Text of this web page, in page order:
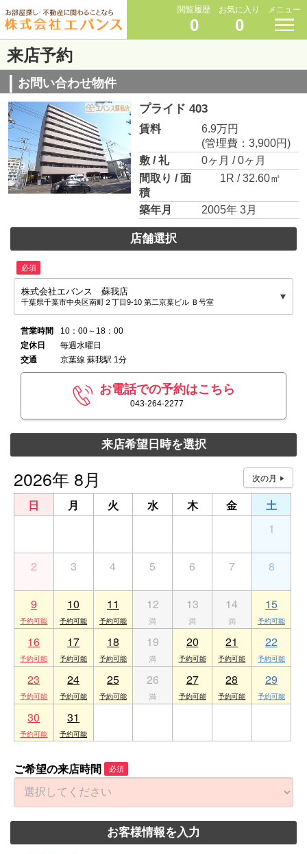
閲覧履歴
0
お気に入り
0
メニュー
来店予約
お問い合わせ物件
プライド 403
賃料
6.9万円
(管理費：3,900円)
敷 / 礼
0ヶ月 / 0ヶ月
間取り / 面
積
1R / 32.60㎡
築年月 2005年 3月
店舗選択
必須
株式会社エバンス 蘇我店
千葉県千葉市中央区南町２丁目9-10 第二京葉ビル Ｂ号室
営業時間
10：00～18：00
定休日
毎週水曜日
交通
京葉線 蘇我駅 1分
お電話での予約はこちら
043-264-2277
来店希望日時を選択
2026年 8月
日 月 火 水 木 金
土
1
2 3 4 5 6 7 8
9 10 11 12 13 14 15
16 17 18 19 20 21 22
23 24 25 26 27 28 29
30 31
ご希望の来店時間 必須
お客様情報を入力